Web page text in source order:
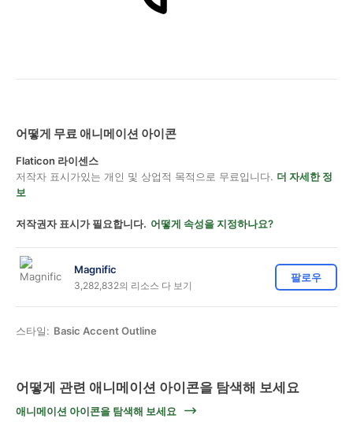
어떻게 무료 애니메이션 아이콘
Flaticon 라이센스
저작자 표시가있는 개인 및 상업적 목적으로 무료입니다. 더 자세한 정
보
저작권자 표시가 필요합니다. 어떻게 속성을 지정하나요?
Magnific
3,282,832의 리소스 다 보기
팔로우
스타일: Basic Accent Outline
어떻게 관련 애니메이션 아이콘을 탐색해 보세요
애니메이션 아이콘을 탐색해 보세요